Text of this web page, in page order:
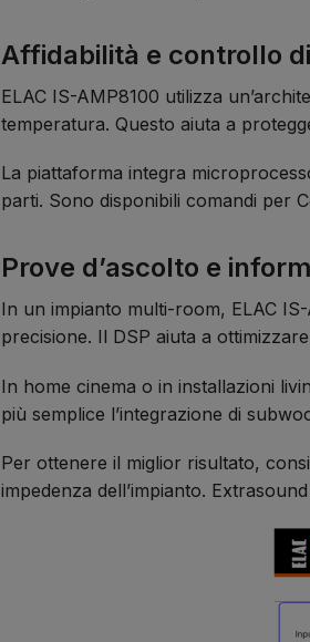
Affidabilità e controllo
ELAC IS-AMP8100 utilizza
temperatura. Questo aiuta a
La piattaforma integra
parti. Sono disponibili comandi per
Prove d’ascolto e
In un impianto multi-room, ELAC
precisione. Il DSP aiuta a
In home cinema o in installazioni
più semplice l’integrazione di
Per ottenere il miglior risultato,
impedenza dell’impianto.